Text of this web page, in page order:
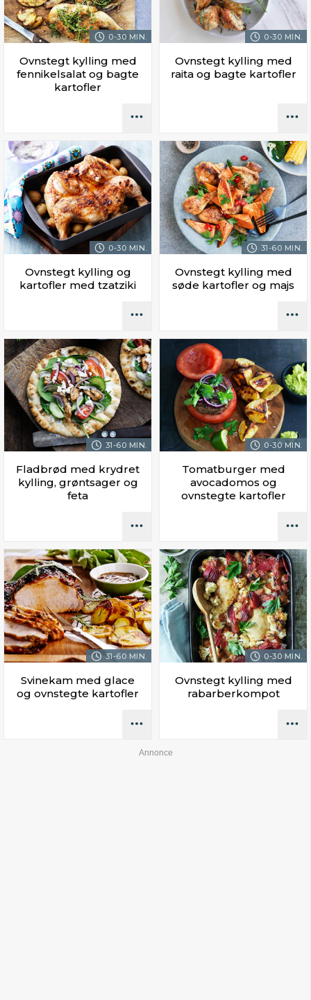
0-30 MIN.
Ovnstegt kylling med
fennikelsalat og bagte
kartofler
0-30 MIN.
Ovnstegt kylling med
raita og bagte kartofler
0-30 MIN.
Ovnstegt kylling og
kartofler med tzatziki
31-60 MIN.
Ovnstegt kylling med
søde kartofler og majs
31-60 MIN.
Fladbrød med krydret
kylling, grøntsager og
feta
0-30 MIN.
Tomatburger med
avocadomos og
ovnstegte kartofler
31-60 MIN.
Svinekam med glace
og ovnstegte kartofler
0-30 MIN.
Ovnstegt kylling med
rabarberkompot